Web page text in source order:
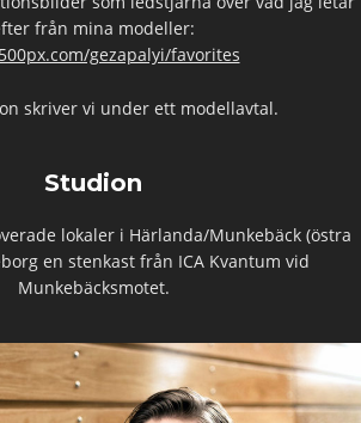
från mina modeller:
gezapalyi/favorites
skriver vi under ett modellavtal.
Studion
lokaler i Härlanda/Munkebäck (östra
en stenkast från ICA Kvantum vid
Munkebäcksmotet.